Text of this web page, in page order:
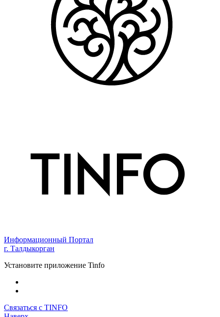
Информационный Портал
г. Талдыкорган
Установите приложение Tinfo
Связаться с TINFO